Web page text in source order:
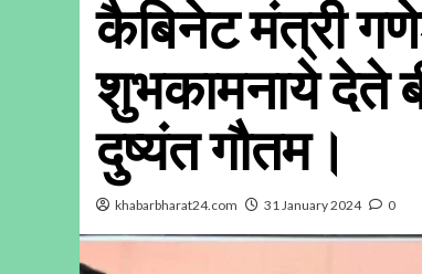
कैबिनेट मंत्री
शुभकामनाये देते
दुष्यंत गौतम।
khabarbharat24.com 31 January 2024 0